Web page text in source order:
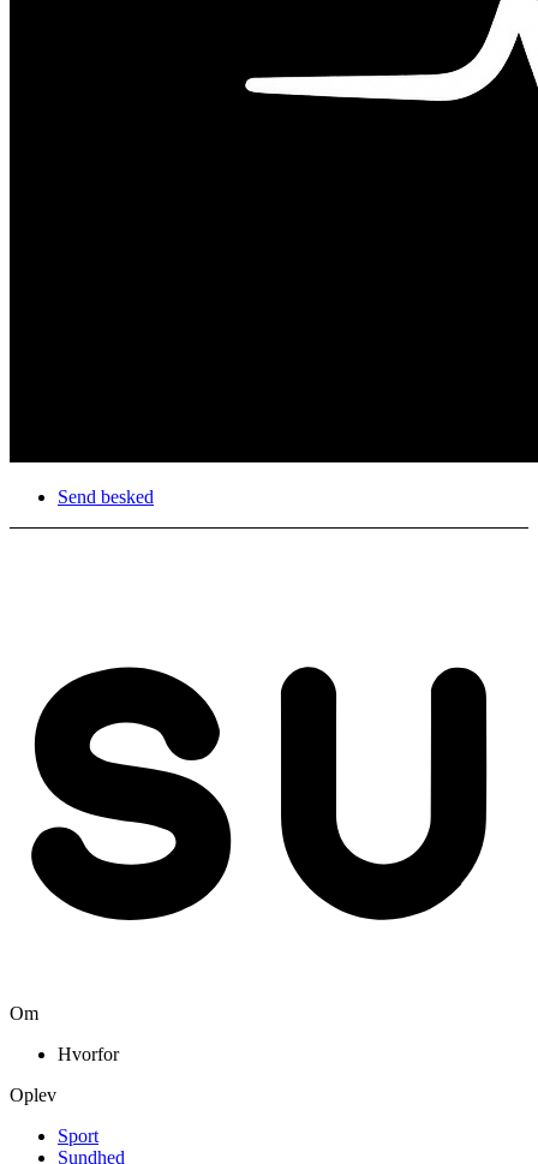
Send besked
Om
Hvorfor
Oplev
Sport
Sundhed